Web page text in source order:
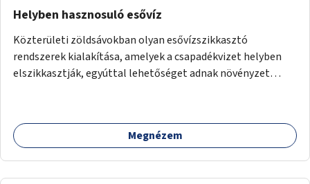
Helyben hasznosuló esővíz
Közterületi zöldsávokban olyan esővízszikkasztó
rendszerek kialakítása, amelyek a csapadékvizet helyben
elszikkasztják, egyúttal lehetőséget adnak növényzet
Megnézem